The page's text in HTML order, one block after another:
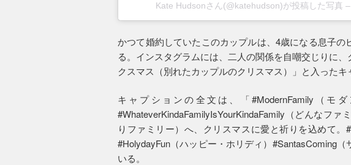
Kate Hudsonさん(@katehudson)が投稿した写真 –
かつて婚約していたこのカップルは、4歳になる息子
る。インスタグラムには、二人の関係を自嘲交じりに
クスマス（別れたカップルのクリスマス）」と入ったキ
キャプションの全文は、「#ModernFamily（モ
#WhateverKindaFamilyIsYourKindaFamily（どんなフ
りファミリー）へ、クリスマスに愛と祈りを込めて。
#HolydayFun（ハッピー・ホリディ）#SantasComing
いる。